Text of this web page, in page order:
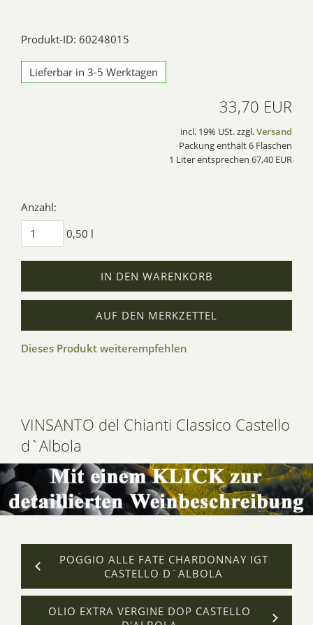
Produkt-ID: 60248015
Lieferbar in 3-5 Werktagen
33,70 EUR
incl. 19% USt. zzgl.Versand
Packung enthält 6 Flaschen
1 Liter entsprechen 67,40 EUR
Anzahl:
0,50 l
IN DEN WARENKORB
AUF DEN MERKZETTEL
Dieses Produkt weiterempfehlen
VINSANTO del Chianti Classico Castello
d`Albola
POGGIO ALLE FATE CHARDONNAY IGT
CASTELLO D`ALBOLA
OLIO EXTRA VERGINE DOP CASTELLO